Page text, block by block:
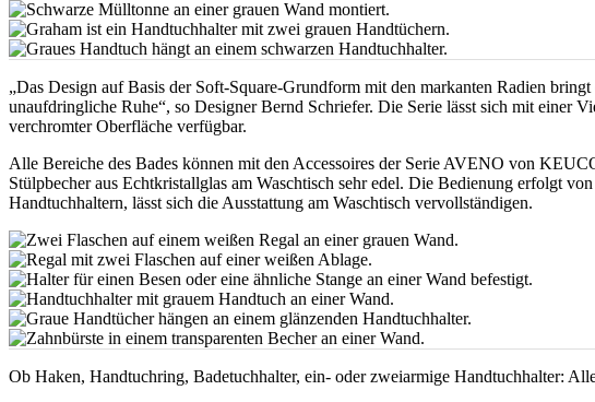
„Das Design auf Basis der Soft-Square-Grundform mit den markanten Radien
unaufdringliche Ruhe“, so Designer Bernd Schriefer. Die Serie lässt sich mit einer
verchromter Oberfläche verfügbar.
Alle Bereiche des Bades können mit den Accessoires der Serie AVENO von
Stülpbecher aus Echtkristallglas am Waschtisch sehr edel. Die Bedienung erfolgt
Handtuchhaltern, lässt sich die Ausstattung am Waschtisch vervollständigen.
Ob Haken, Handtuchring, Badetuchhalter, ein- oder zweiarmige Handtuchhalter: